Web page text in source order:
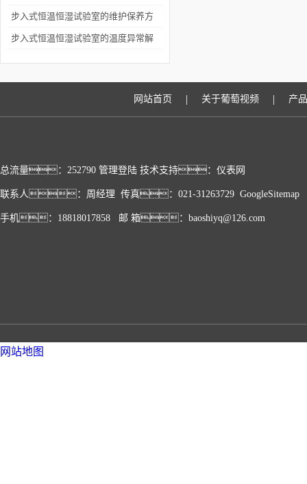
步入式恒温恒湿试验室的维护保养方
法
步入式恒温恒湿试验室的温度异常解
网站首页 | 关于葡萄视频 | 产
总流量：252790 管理登陆 技术支持： 仪表网
联系人：周经理 传真：021-31263729 GoogleSitemap
手机：18818017858 邮 箱：baoshiyq@126.com
网站地图